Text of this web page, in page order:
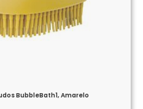
BubbleBath1, Amarelo